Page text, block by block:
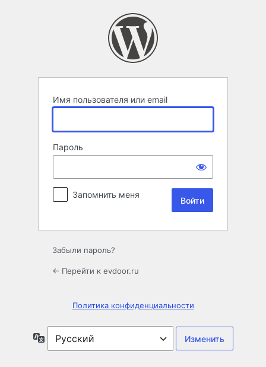
Имя пользователя или email
Пароль
Запомнить меня
Забыли пароль?
← Перейти к evdoor.ru
Политика конфиденциальности
Язык